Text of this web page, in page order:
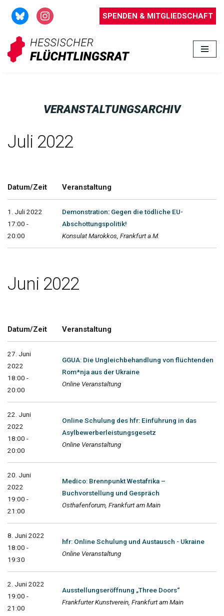
Zum
Inhalt
springen
SPENDEN & MITGLIEDSCHAFT
VERANSTALTUNGSARCHIV
Juli 2022
Datum/Zeit Veranstaltung
1. Juli 2022
17:00 -
20:00
Demonstration: Gegen die tödliche EU-
Abschottungspolitik!
Konsulat Marokkos, Frankfurt a.M.
Juni 2022
Datum/Zeit Veranstaltung
27. Juni
2022
18:00 -
20:00
GGUA: Die Ungleichbehandlung von flüchtenden
Rom*nja aus der Ukraine
Online Veranstaltung
22. Juni
2022
18:00 -
20:00
Online Schulung des hfr: Einführung in das
Asylbewerberleistungsgesetz
Online Veranstaltung
20. Juni
2022
19:00 -
21:00
Medico: Brennpunkt Westafrika –
Buchvorstellung und Gespräch
Osthafenforum, Frankfurt am Main
8. Juni 2022
18:00 -
19:30
hfr: Online Schulung und Austausch - Ukraine
Online Veranstaltung
2. Juni 2022
19:00 -
21:00
Ausstellungseröffnung „Three Doors“
Frankfurter Kunstverein, Frankfurt am Main